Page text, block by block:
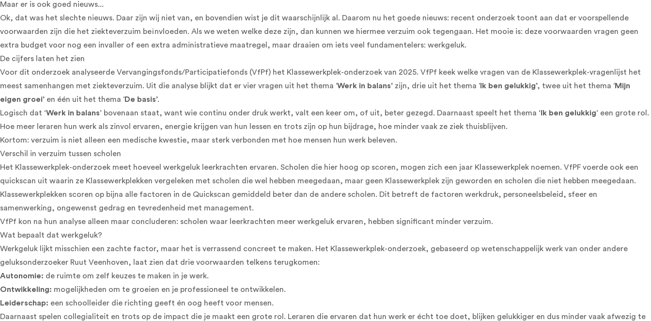
Maar er is ook goed nieuws...
Ok, dat was het slechte nieuws. Daar zijn wij niet van, en bovendien wist je dit waarschijnlijk al. Daarom nu het goede nieuws: recent onderzoek toont aan dat er voorspellende
voorwaarden zijn die het ziekteverzuim beïnvloeden. Als we weten welke deze zijn, dan kunnen we hiermee verzuim ook tegengaan. Het mooie is: deze voorwaarden vragen geen
extra budget voor nog een invaller of een extra administratieve maatregel, maar draaien om iets veel fundamentelers: werkgeluk.
De cijfers laten het zien
Voor dit onderzoek analyseerde Vervangingsfonds/Participatiefonds (VfPf) het Klassewerkplek-onderzoek van 2025. VfPf keek welke vragen van de Klassewerkplek-vragenlijst het
meest samenhangen met ziekteverzuim. Uit die analyse blijkt dat er vier vragen uit het thema ‘Werk in balans’ zijn, drie uit het thema ‘ Ik ben gelukkig’, twee uit het thema ‘Mijn
eigen groei’ en één uit het thema ‘De basis’.
Logisch dat ‘Werk in balans’ bovenaan staat, want wie continu onder druk werkt, valt een keer om, of uit, beter gezegd. Daarnaast speelt het thema ‘Ik ben gelukkig’ een grote rol.
Hoe meer leraren hun werk als zinvol ervaren, energie krijgen van hun lessen en trots zijn op hun bijdrage, hoe minder vaak ze ziek thuisblijven.
Kortom: verzuim is niet alleen een medische kwestie, maar sterk verbonden met hoe mensen hun werk beleven.
Verschil in verzuim tussen scholen
Het Klassewerkplek-onderzoek meet hoeveel werkgeluk leerkrachten ervaren. Scholen die hier hoog op scoren, mogen zich een jaar Klassewerkplek noemen. VfPF voerde ook een
quickscan uit waarin ze Klassewerkplekken vergeleken met scholen die wel hebben meegedaan, maar geen Klassewerkplek zijn geworden en scholen die niet hebben meegedaan.
Klassewerkplekken scoren op bijna alle factoren in de Quickscan gemiddeld beter dan de andere scholen. Dit betreft de factoren werkdruk, personeelsbeleid, sfeer en
samenwerking, ongewenst gedrag en tevredenheid met management.
VfPf kon na hun analyse alleen maar concluderen: scholen waar leerkrachten meer werkgeluk ervaren, hebben significant minder verzuim.
Wat bepaalt dat werkgeluk?
Werkgeluk lijkt misschien een zachte factor, maar het is verrassend concreet te maken. Het Klassewerkplek-onderzoek, gebaseerd op wetenschappelijk werk van onder andere
geluksonderzoeker Ruut Veenhoven, laat zien dat drie voorwaarden telkens terugkomen:
Autonomie: de ruimte om zelf keuzes te maken in je werk.
Ontwikkeling: mogelijkheden om te groeien en je professioneel te ontwikkelen.
Leiderschap: een schoolleider die richting geeft én oog heeft voor mensen.
Daarnaast spelen collegialiteit en trots op de impact die je maakt een grote rol. Leraren die ervaren dat hun werk er écht toe doet, blijken gelukkiger en dus minder vaak afwezig te